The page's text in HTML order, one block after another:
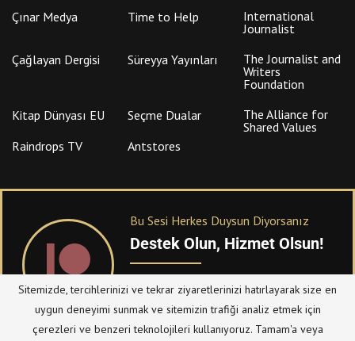
Çınar Medya Time to Help
International
Journalist
Çağlayan Dergisi
Süreyya Yayınları
The Journalist and
Writers
Foundation
Kitap Dünyası EU
Seçme Dualar
The Alliance for
Shared Values
Raindrops TV
Antstores
Bu Sesi Herkes Duysun Diyorsanız
Destek Olun, Hizmet Olsun!
PATREONüzerinden sitemize bağışta
bulanabilirsiniz.
Sitemizde, tercihlerinizi ve tekrar ziyaretlerinizi hatırlayarak size en
uygun deneyimi sunmak ve sitemizin trafiği analiz etmek için
çerezleri ve benzeri teknolojileri kullanıyoruz. Tamam'a veya